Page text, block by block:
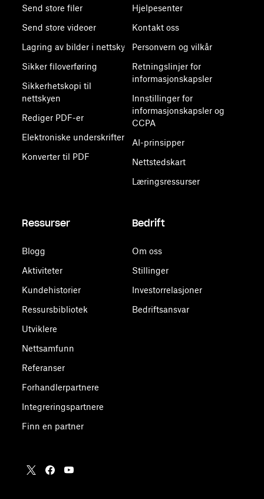
Send store filer
Send store videoer
Lagring av bilder i nettsky
Sikker filoverføring
Sikkerhetskopi til
nettskyen
Rediger PDF-er
Elektroniske underskrifter
Konverter til PDF
Hjelpesenter
Kontakt oss
Personvern og vilkår
Retningslinjer for
informasjonskapsler
Innstillinger for
informasjonskapsler og
CCPA
AI-prinsipper
Nettstedskart
Læringsressurser
Ressurser
Blogg
Aktiviteter
Kundehistorier
Ressursbibliotek
Utviklere
Nettsamfunn
Referanser
Forhandlerpartnere
Integreringspartnere
Finn en partner
Bedrift
Om oss
Stillinger
Investorrelasjoner
Bedriftsansvar